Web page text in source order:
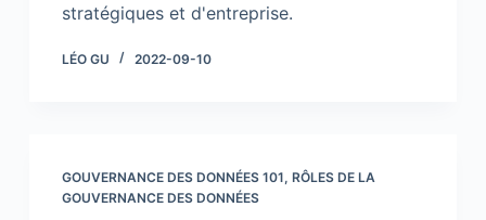
stratégiques et d'entreprise.
LÉO GU 2022-09-10
GOUVERNANCE DES DONNÉES 101, RÔLES DE LA
GOUVERNANCE DES DONNÉES